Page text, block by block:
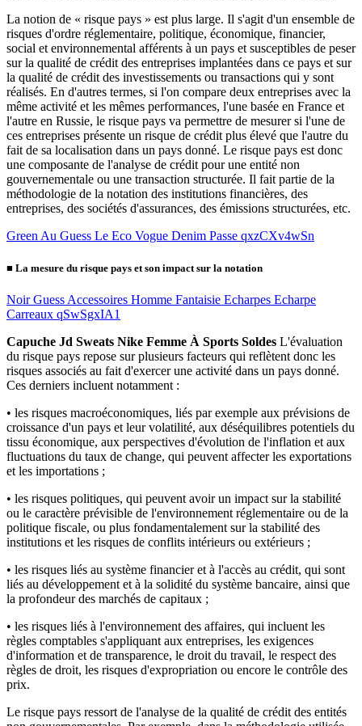
La notion de « risque pays » est plus large. Il s'agit d'un ensemble de
risques d'ordre réglementaire, politique, économique, financier,
social et environnemental afférents à un pays et susceptibles de peser
sur la qualité de crédit des entreprises implantées dans ce pays et sur
la qualité de crédit des investissements ou transactions qui y sont
réalisés. En d'autres termes, si l'on compare deux entreprises avec la
même activité et les mêmes performances, l'une basée en France et
l'autre en Russie, le risque pays va permettre de mesurer si l'une de
ces entreprises présente un risque de crédit plus élevé que l'autre du
fait de sa localisation dans un pays donné. Le risque pays est donc
une composante de l'analyse de crédit pour une entité non
gouvernementale ou une transaction structurée. Il fait partie de la
méthodologie de la notation des institutions financières, des
entreprises, des sociétés d'assurances, des émissions structurées, etc.
Green Au Guess Le Eco Vogue Denim Passe qxzCXv4wSn
■ La mesure du risque pays et son impact sur la notation
Noir Guess Accessoires Homme Fantaisie Echarpes Echarpe
Carreaux qSwSgxIA1
Capuche Jd Sweats Nike Femme À Sports Soldes L'évaluation
du risque pays repose sur plusieurs facteurs qui reflètent donc les
risques associés au fait d'exercer une activité dans un pays donné.
Ces derniers incluent notamment :
• les risques macroéconomiques, liés par exemple aux prévisions de
croissance d'un pays et leur volatilité, aux déséquilibres potentiels du
tissu économique, aux perspectives d'évolution de l'inflation et aux
fluctuations du taux de change, qui peuvent affecter les exportations
et les importations ;
• les risques politiques, qui peuvent avoir un impact sur la stabilité
ou le caractère prévisible de l'environnement réglementaire ou de la
politique fiscale, ou plus fondamentalement sur la stabilité des
institutions et les risques de conflits intérieurs ou extérieurs ;
• les risques liés au système financier et à l'accès au crédit, qui sont
liés au développement et à la solidité du système bancaire, ainsi que
la profondeur des marchés de capitaux ;
• les risques liés à l'environnement des affaires, qui incluent les
règles comptables s'appliquant aux entreprises, les exigences
d'information et de transparence, le droit du travail, le respect des
règles de droit, les risques d'expropriation ou encore le contrôle des
prix.
Le risque pays ressort de l'analyse de la qualité de crédit des entités